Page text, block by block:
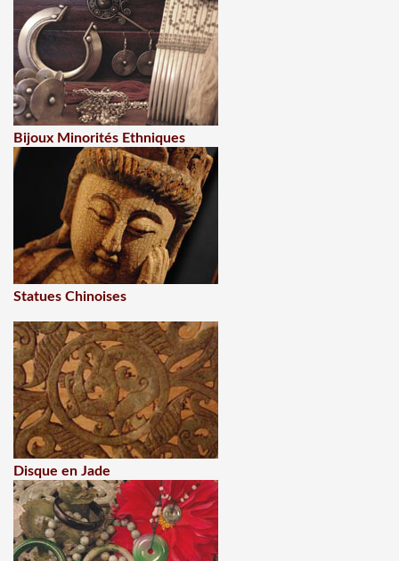
Bijoux Minorités Ethniques
Statues Chinoises
Disque en Jade